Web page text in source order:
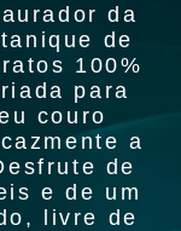
da
de
100%
para
couro
a
de
e de um
livre de